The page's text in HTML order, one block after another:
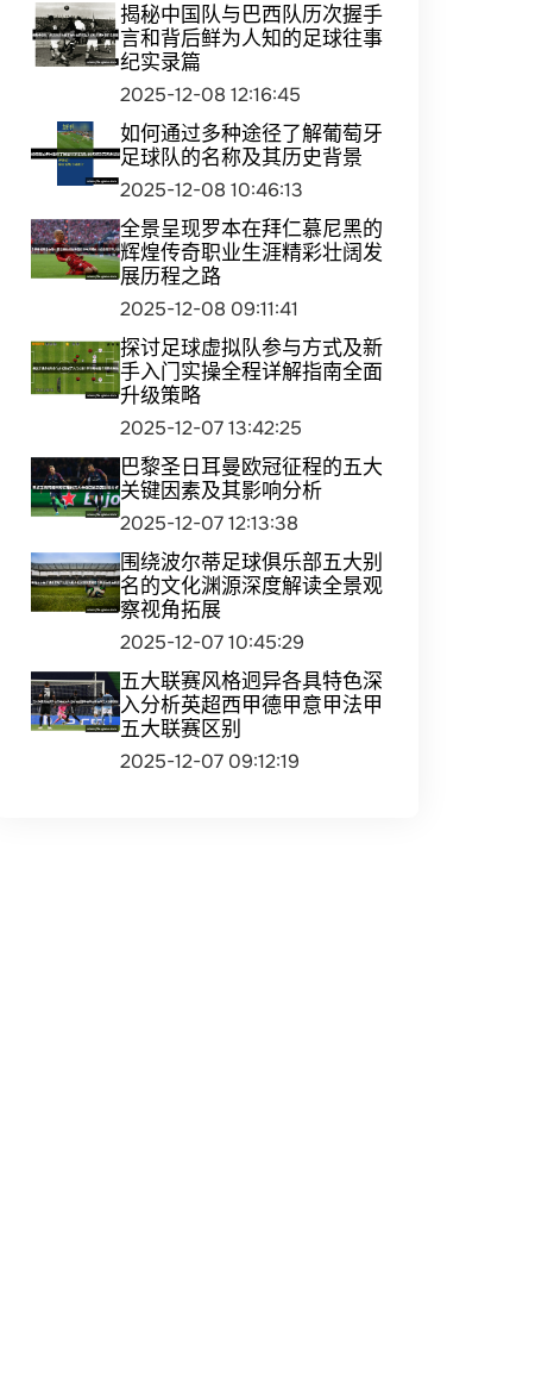
揭秘中国队与巴西队历次握手
言和背后鲜为人知的足球往事
纪实录篇
2025-12-08 12:16:45
如何通过多种途径了解葡萄牙
足球队的名称及其历史背景
2025-12-08 10:46:13
全景呈现罗本在拜仁慕尼黑的
辉煌传奇职业生涯精彩壮阔发
展历程之路
2025-12-08 09:11:41
探讨足球虚拟队参与方式及新
手入门实操全程详解指南全面
升级策略
2025-12-07 13:42:25
巴黎圣日耳曼欧冠征程的五大
关键因素及其影响分析
2025-12-07 12:13:38
围绕波尔蒂足球俱乐部五大别
名的文化渊源深度解读全景观
察视角拓展
2025-12-07 10:45:29
五大联赛风格迥异各具特色深
入分析英超西甲德甲意甲法甲
五大联赛区别
2025-12-07 09:12:19